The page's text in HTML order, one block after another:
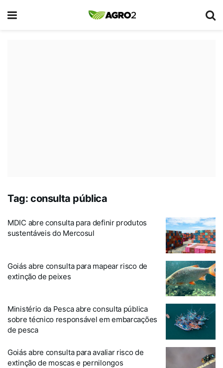
Tag: consulta pública
MDIC abre consulta para definir produtos
sustentáveis do Mercosul
Goiás abre consulta para mapear risco de
extinção de peixes
Ministério da Pesca abre consulta pública
sobre técnico responsável em embarcações
de pesca
Goiás abre consulta para avaliar risco de
extinção de moscas e pernilongos